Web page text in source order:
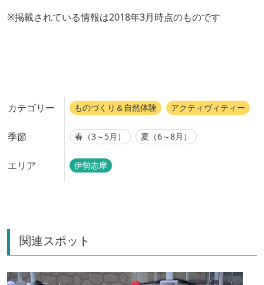
※掲載されている情報は2018年3月時点のものです
カテゴリー ものづくり＆自然体験 アクティヴィティー
季節 春（3～5月） 夏（6～8月）
エリア 伊勢志摩
関連スポット